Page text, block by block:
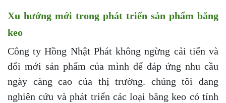
Xu hướng mới trong phát triển sản phẩm băng
keo
Công ty Hồng Nhật Phát không ngừng cải tiến và
đổi mới sản phẩm của mình để đáp ứng nhu cầu
ngày càng cao của thị trường. chúng tôi đang
nghiên cứu và phát triển các loại băng keo có tính